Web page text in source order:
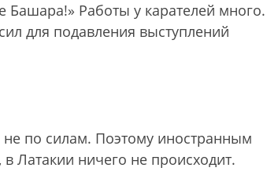
Башара!» Работы у карателей много.
для подавления выступлений
по силам. Поэтому иностранным
Латакии ничего не происходит.